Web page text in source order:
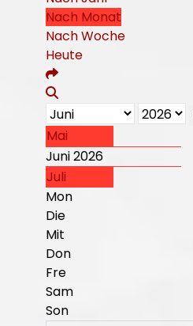
Nach Monat
Nach Woche
Heute
Mai
Juni 2026
Juli
Mon
Die
Mit
Don
Fre
Sam
Son